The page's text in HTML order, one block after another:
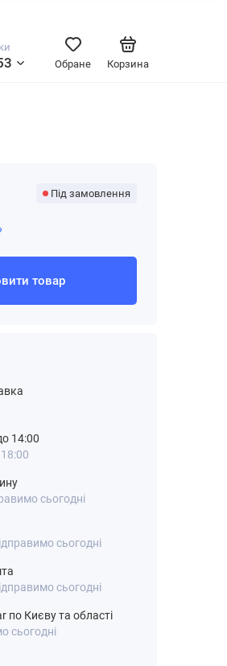
Корзина
Обране
Під замовлення
товар
14:00
сьогодні
сьогодні
сьогодні
по Києву та області
сьогодні